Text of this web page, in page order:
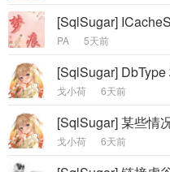
PA 5天前
[SqlSugar]
戈小荷 6天前
戈小荷 6天前